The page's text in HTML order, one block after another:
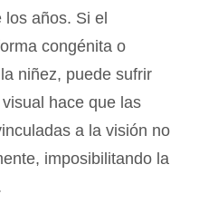
los años. Si el
congénita o
niñez, puede sufrir
hace que las
a la visión no
imposibilitando la